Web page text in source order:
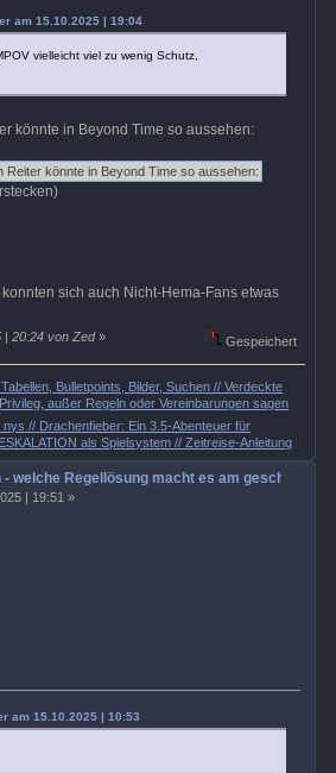
am 15.10.2025 | 19:04
vielleicht viel zu wenig Schutz,
könnte in Beyond Time so aussehen:
sich auch Nicht-Hema-Fans etwas
| 20:24 von Zed» Gespeichert
Bulletpoints, Bilder, Suchen // Verdeckte
außer Regeln oder Vereinbarungen sagen
nys // Drachenfieber: Ein 3.5-Abenteuer für
als Spielsystem // Zeitreise-Anleitung
welche Regellösung macht es am
| 19:51 »
am 15.10.2025 | 10:53